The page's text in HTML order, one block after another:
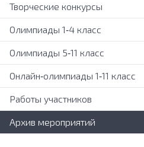
Творческие конкурсы
Олимпиады 1‑4 класс
Олимпиады 5‑11 класс
Онлайн‑олимпиады 1‑11 класс
Работы участников
Архив мероприятий